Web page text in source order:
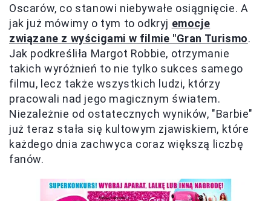
Oscarów, co stanowi niebywałe osiągnięcie. A
jak już mówimy o tym to odkryj emocje
związane z wyścigami w filmie "Gran Turismo.
Jak podkreśliła Margot Robbie, otrzymanie
takich wyróżnień to nie tylko sukces samego
filmu, lecz także wszystkich ludzi, którzy
pracowali nad jego magicznym światem.
Niezależnie od ostatecznych wyników, "Barbie"
już teraz stała się kultowym zjawiskiem, które
każdego dnia zachwyca coraz większą liczbę
fanów.